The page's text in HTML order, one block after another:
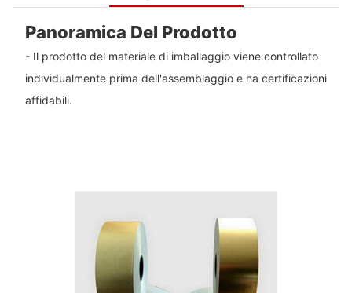
Panoramica Del Prodotto
- Il prodotto del materiale di imballaggio viene controllato
individualmente prima dell'assemblaggio e ha certificazioni
affidabili.